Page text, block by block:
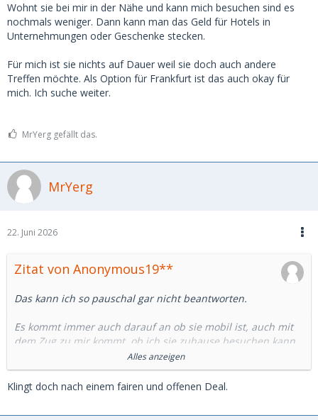
Wohnt sie bei mir in der Nähe und kann mich besuchen sind es
nochmals weniger. Dann kann man das Geld für Hotels in
Unternehmungen oder Geschenke stecken.
Für mich ist sie nichts auf Dauer weil sie doch auch andere
Treffen möchte. Als Option für Frankfurt ist das auch okay für
mich. Ich suche weiter.
MrYerg gefällt das.
MrYerg
22. Juni 2026
Zitat von Anonymous19**
Das kann ich so pauschal gar nicht beantworten.
Es kommt immer auch darauf an ob sie mobil ist, auch mit
dem Zug zu mir kommt, ob ich sie zuhause besuchen kann
oder ob es bei jedem Treffen ein Hotel sein muss.
Da werden aus 1.000 € Tg eben locker mal 2.000 €
Ausgaben.
Alles anzeigen
Klingt doch nach einem fairen und offenen Deal.